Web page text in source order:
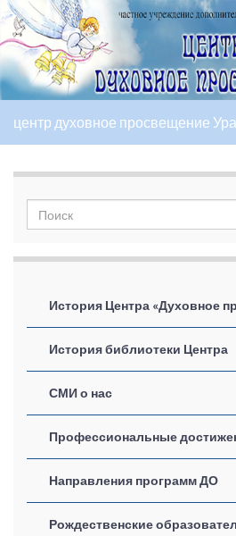
центр духовное просвещение
История Центра «Духовное
История библиотеки Центра
СМИ о нас
Профессиональные
Направления программ ДО
Рождественские